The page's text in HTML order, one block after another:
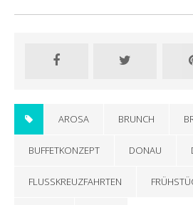
AROSA BRUNCH
BUFFETKONZEPT DONAU
FLUSSKREUZFAHRTEN